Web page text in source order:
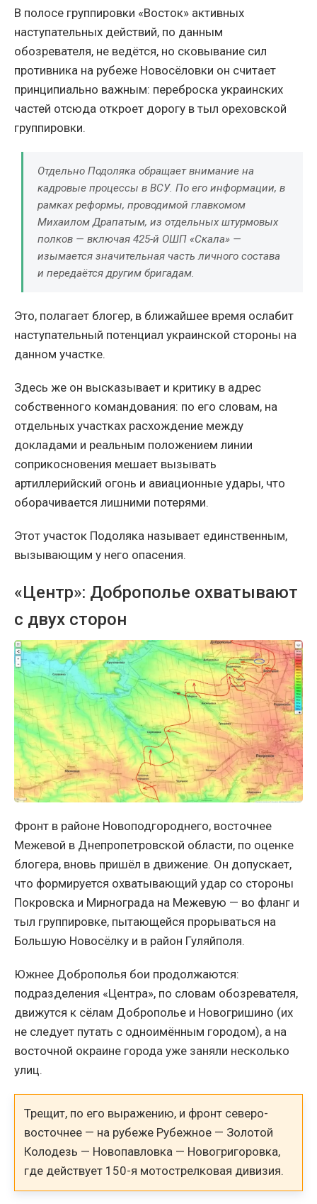
В полосе группировки «Восток» активных
наступательных действий, по данным
обозревателя, не ведётся, но сковывание сил
противника на рубеже Новосёловки он считает
принципиально важным: переброска украинских
частей отсюда откроет дорогу в тыл ореховской
группировки.
Отдельно Подоляка обращает внимание на
кадровые процессы в ВСУ. По его информации, в
рамках реформы, проводимой главкомом
Михаилом Драпатым, из отдельных штурмовых
полков — включая 425-й ОШП «Скала» —
изымается значительная часть личного состава
и передаётся другим бригадам.
Это, полагает блогер, в ближайшее время ослабит
наступательный потенциал украинской стороны на
данном участке.
Здесь же он высказывает и критику в адрес
собственного командования: по его словам, на
отдельных участках расхождение между
докладами и реальным положением линии
соприкосновения мешает вызывать
артиллерийский огонь и авиационные удары, что
оборачивается лишними потерями.
Этот участок Подоляка называет единственным,
вызывающим у него опасения.
«Центр»: Доброполье охватывают
с двух сторон
Фронт в районе Новоподгороднего, восточнее
Межевой в Днепропетровской области, по оценке
блогера, вновь пришёл в движение. Он допускает,
что формируется охватывающий удар со стороны
Покровска и Мирнограда на Межевую — во фланг и
тыл группировке, пытающейся прорываться на
Большую Новосёлку и в район Гуляйполя.
Южнее Доброполья бои продолжаются:
подразделения «Центра», по словам обозревателя,
движутся к сёлам Доброполье и Новогришино (их
не следует путать с одноимённым городом), а на
восточной окраине города уже заняли несколько
улиц.
Трещит, по его выражению, и фронт северо-
восточнее — на рубеже Рубежное — Золотой
Колодезь — Новопавловка — Новогригоровка,
где действует 150-я мотострелковая дивизия.